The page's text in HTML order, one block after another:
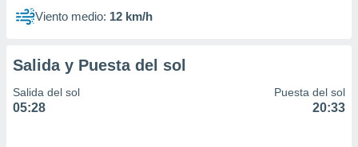
publicidad
1199
Viento medio: 12 km/h
Salida y Puesta del sol
Salida del sol
05:28
Puesta del sol
20:33